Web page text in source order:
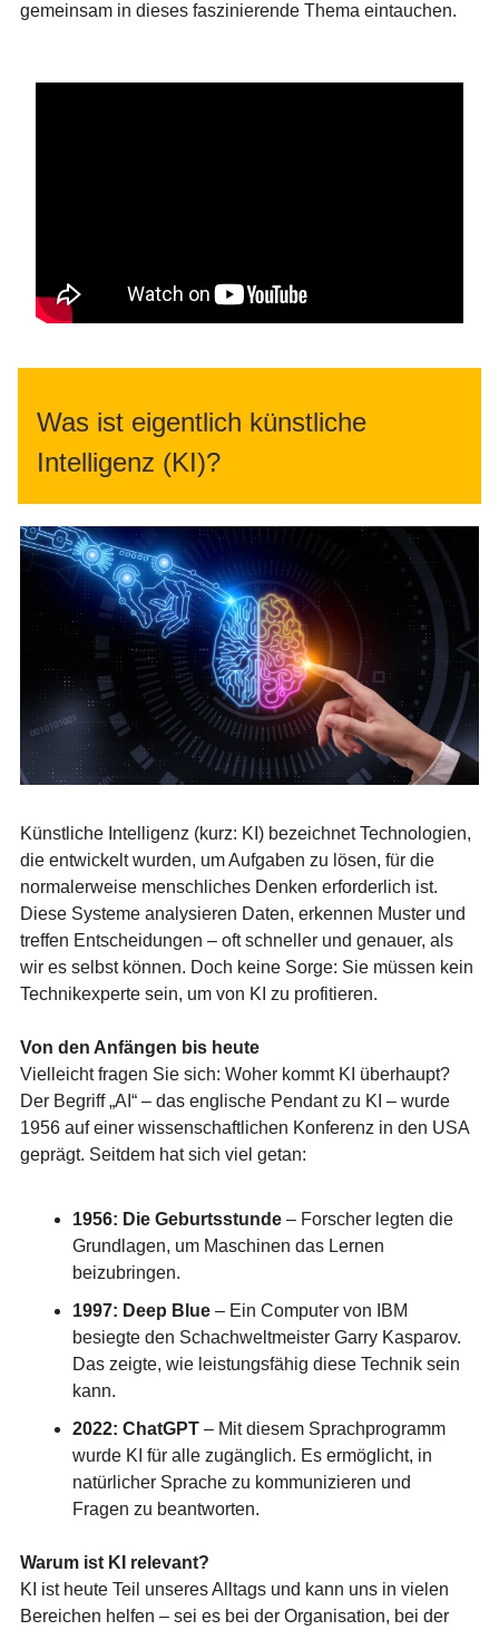
gemeinsam in dieses faszinierende Thema eintauchen.
Was ist eigentlich künstliche
Intelligenz (KI)?
Künstliche Intelligenz (kurz: KI) bezeichnet Technologien,
die entwickelt wurden, um Aufgaben zu lösen, für die
normalerweise menschliches Denken erforderlich ist.
Diese Systeme analysieren Daten, erkennen Muster und
treffen Entscheidungen – oft schneller und genauer, als
wir es selbst können. Doch keine Sorge: Sie müssen kein
Technikexperte sein, um von KI zu profitieren.
Von den Anfängen bis heute
Vielleicht fragen Sie sich: Woher kommt KI überhaupt?
Der Begriff „AI“ – das englische Pendant zu KI – wurde
1956 auf einer wissenschaftlichen Konferenz in den USA
geprägt. Seitdem hat sich viel getan:
1956: Die Geburtsstunde – Forscher legten die
Grundlagen, um Maschinen das Lernen
beizubringen.
1997: Deep Blue – Ein Computer von IBM
besiegte den Schachweltmeister Garry Kasparov.
Das zeigte, wie leistungsfähig diese Technik sein
kann.
2022: ChatGPT – Mit diesem Sprachprogramm
wurde KI für alle zugänglich. Es ermöglicht, in
natürlicher Sprache zu kommunizieren und
Fragen zu beantworten.
Warum ist KI relevant?
KI ist heute Teil unseres Alltags und kann uns in vielen
Bereichen helfen – sei es bei der Organisation, bei der